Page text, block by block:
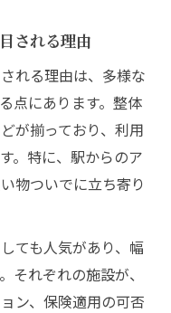
される理由
れる理由は、多様な
点にあります。整体
が揃っており、利用
。特に、駅からのア
物ついでに立ち寄り
ても人気があり、幅
それぞれの施設が、
ン、保険適用の可否